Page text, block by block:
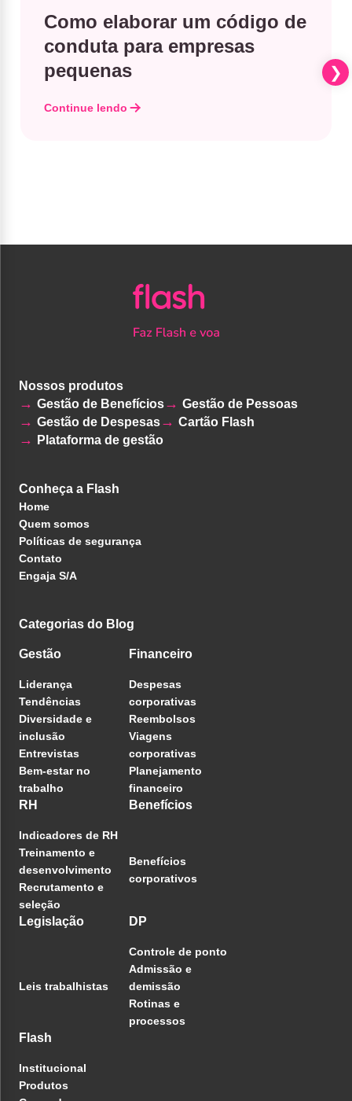
Como elaborar um código de
conduta para empresas
pequenas
Continue lendo
Nossos produtos
Gestão de Benefícios
Gestão de Pessoas
Gestão de Despesas
Cartão Flash
Plataforma de gestão
Conheça a Flash
Home
Quem somos
Políticas de segurança
Contato
Engaja S/A
Categorias do Blog
Gestão
Liderança
Tendências
Diversidade e
inclusão
Entrevistas
Bem-estar no
trabalho
Financeiro
Despesas
corporativas
Reembolsos
Viagens
corporativas
Planejamento
financeiro
RH
Indicadores de RH
Treinamento e
desenvolvimento
Recrutamento e
seleção
Benefícios
Benefícios
corporativos
Legislação
Leis trabalhistas
DP
Controle de ponto
Admissão e
demissão
Rotinas e
processos
Flash
Institucional
Produtos